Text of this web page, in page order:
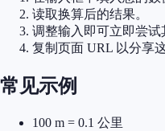
读取换算后的结果。
调整输入即可立即尝试
复制页面 URL 以分享
常见示例
100 m = 0.1 公里